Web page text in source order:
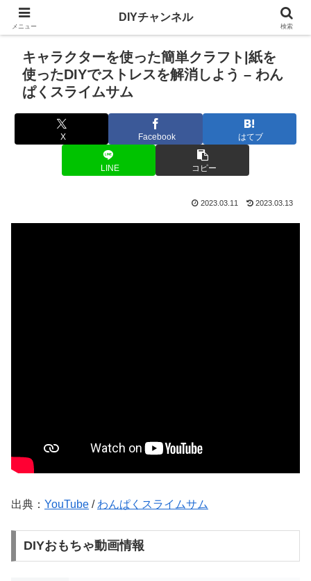
キャラクターを使った簡単クラフト|紙を
使ったDIYでストレスを解消しよう – わん
ぱくスライムサム
X Facebook はてブ
LINE コピー
2023.03.11 2023.03.13
出典： YouTube / わんぱくスライムサム
DIYおもちゃ動画情報
メニュー
DIYチャンネル
検索